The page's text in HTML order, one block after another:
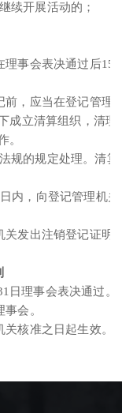
续开展活动的；
事会表决通过后15
，应当在登记管理
成立清算组织，清理
。
规的规定处理。清算
内，向登记管理机关
发出注销登记证明
日理事会表决通过。
会。
核准之日起生效。